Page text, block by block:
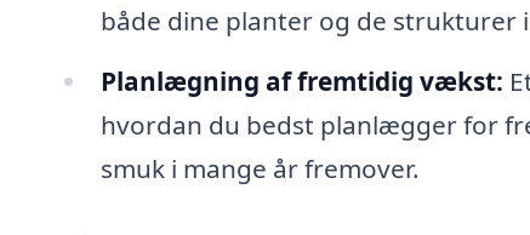
både dine planter og de strukturer
Planlægning af fremtidig vækst:
hvordan du bedst planlægger for
smuk i mange år fremover.